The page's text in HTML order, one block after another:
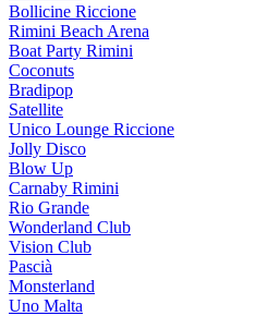
Bollicine Riccione
Rimini Beach Arena
Boat Party Rimini
Coconuts
Bradipop
Satellite
Unico Lounge Riccione
Jolly Disco
Blow Up
Carnaby Rimini
Rio Grande
Wonderland Club
Vision Club
Pascià
Monsterland
Uno Malta